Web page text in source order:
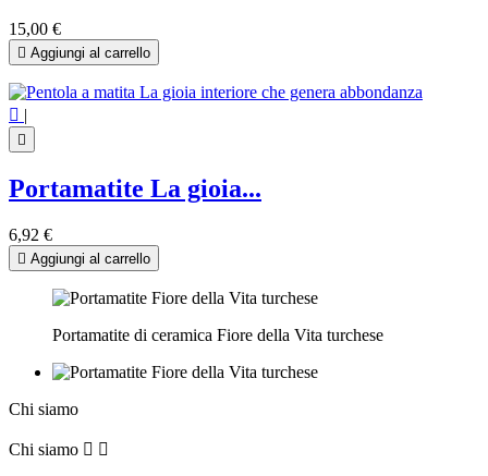
15,00 €
 Aggiungi al carrello
 |

Portamatite La gioia...
6,92 €
 Aggiungi al carrello
Portamatite di ceramica Fiore della Vita turchese
Chi siamo
Chi siamo  